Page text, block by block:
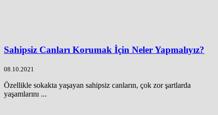
Sahipsiz Canları Korumak İçin Neler Yapmalıyız?
08.10.2021
Özellikle sokakta yaşayan sahipsiz canların, çok zor şartlarda
yaşamlarını ...